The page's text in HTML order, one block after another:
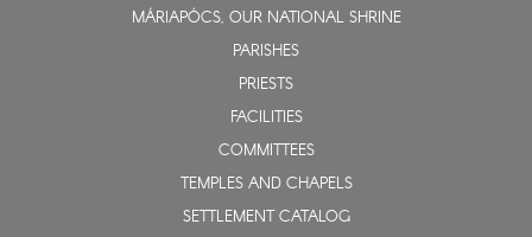
MÁRIAPÓCS, OUR NATIONAL SHRINE
PARISHES
PRIESTS
FACILITIES
COMMITTEES
TEMPLES AND CHAPELS
SETTLEMENT CATALOG